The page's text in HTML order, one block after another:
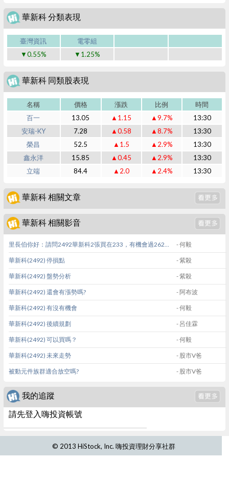
華新科 分類表現
臺灣資訊
電零組
▼0.55%
▼1.25%
華新科 同類股表現
名稱 價格 漲跌 比例
時間
百一
13.05 ▲1.15 ▲9.7%
13:30
安瑞-KY
7.28 ▲0.58 ▲8.7%
13:30
榮昌
52.5 ▲1.5 ▲2.9%
13:30
鑫永洋
15.85 ▲0.45 ▲2.9%
13:30
立端
84.4 ▲2.0 ▲2.4% 13:30
華新科 相關文章
華新科 相關影音
- 何毅
里長伯你好：請問2492華新科2張買在233，有機會過262嗎？謝謝
- 紫殺
華新科(2492) 停損點
- 紫殺
華新科(2492) 盤勢分析
- 阿布波
華新科(2492) 還會有漲勢嗎?
- 何毅
華新科(2492) 有沒有機會
- 呂佳霖
華新科(2492) 後續規劃
- 何毅
華新科(2492) 可以買嗎？
- 股市V爸
華新科(2492) 未來走勢
- 股市V爸
被動元件族群適合放空嗎?
我的追蹤
請先登入嗨投資帳號
© 2013 HiStock, Inc. 嗨投資理財分享社群